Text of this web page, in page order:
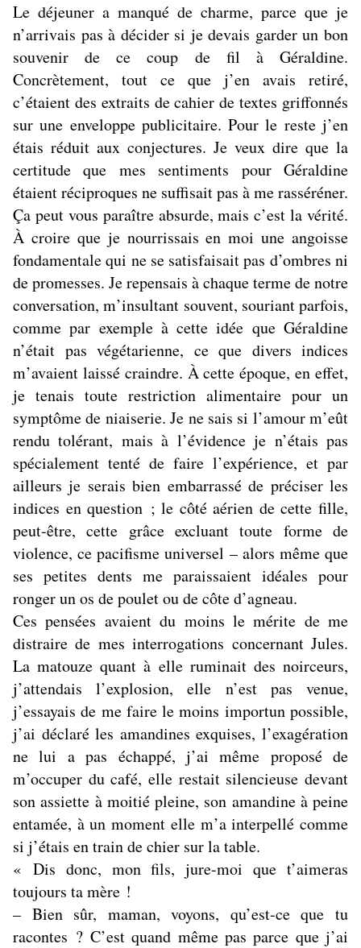
Le déjeuner a manqué de charme, parce que je
n’arrivais pas à décider si je devais garder un bon
souvenir de ce coup de fil à Géraldine.
Concrètement, tout ce que j’en avais retiré,
c’étaient des extraits de cahier de textes griffonnés
sur une enveloppe publicitaire. Pour le reste j’en
étais réduit aux conjectures. Je veux dire que la
certitude que mes sentiments pour Géraldine
étaient réciproques ne suffisait pas à me rasséréner.
Ça peut vous paraître absurde, mais c’est la vérité.
À croire que je nourrissais en moi une angoisse
fondamentale qui ne se satisfaisait pas d’ombres ni
de promesses. Je repensais à chaque terme de notre
conversation, m’insultant souvent, souriant parfois,
comme par exemple à cette idée que Géraldine
n’était pas végétarienne, ce que divers indices
m’avaient laissé craindre. À cette époque, en effet,
je tenais toute restriction alimentaire pour un
symptôme de niaiserie. Je ne sais si l’amour m’eût
rendu tolérant, mais à l’évidence je n’étais pas
spécialement tenté de faire l’expérience, et par
ailleurs je serais bien embarrassé de préciser les
indices en question ; le côté aérien de cette fille,
peut-être, cette grâce excluant toute forme de
violence, ce pacifisme universel – alors même que
ses petites dents me paraissaient idéales pour
ronger un os de poulet ou de côte d’agneau.
Ces pensées avaient du moins le mérite de me
distraire de mes interrogations concernant Jules.
La matouze quant à elle ruminait des noirceurs,
j’attendais l’explosion, elle n’est pas venue,
j’essayais de me faire le moins importun possible,
j’ai déclaré les amandines exquises, l’exagération
ne lui a pas échappé, j’ai même proposé de
m’occuper du café, elle restait silencieuse devant
son assiette à moitié pleine, son amandine à peine
entamée, à un moment elle m’a interpellé comme
si j’étais en train de chier sur la table.
« Dis donc, mon fils, jure-moi que t’aimeras
toujours ta mère !
– Bien sûr, maman, voyons, qu’est-ce que tu
racontes ? C’est quand même pas parce que j’ai